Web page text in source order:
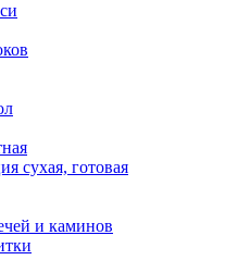
сухая, готовая
и каминов